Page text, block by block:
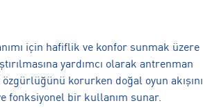
için hafiflik ve konfor sunmak üzere
yardımcı olarak antrenman
korurken doğal oyun akışını
fonksiyonel bir kullanım sunar.